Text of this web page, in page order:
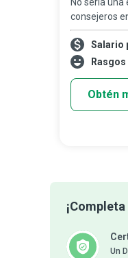
consejeros
filosofía de
que estás
que decidas
Salario
Rasgos
Obtén
Un